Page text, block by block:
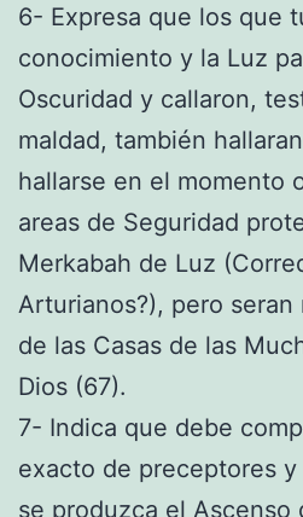
6- Expresa que los que
conocimiento y la Luz
Oscuridad y callaron,
maldad, también
hallarse en el momento
areas de Seguridad
Merkabah de Luz
Arturianos?), pero
de las Casas de las
Dios (67).
7- Indica que debe
exacto de preceptores
se produzca el Ascenso